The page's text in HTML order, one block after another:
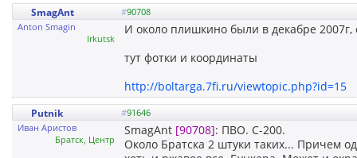
SmagAnt #90708
Anton Smagin
Irkutsk
И около плишкино были в декабре
тут фотки и координаты
http://boltarga.7fi.ru/viewtopic.php?id=15
Putnik #91646
Иван Аристов
Братск, Центр
SmagAnt [90708]: ПВО. С-200.
Около Братска 2 штуки таких... Причем